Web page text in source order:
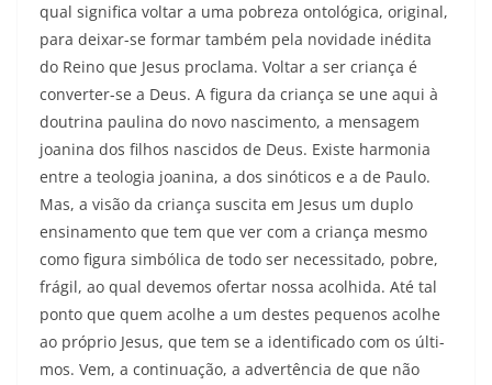
qual significa voltar a uma pobreza ontológica, original,
para deixar-se formar também pela novidade inédita
do Reino que Jesus proclama. Voltar a ser criança é
converter-se a Deus. A figura da criança se une aqui à
doutrina paulina do novo nascimento, a mensagem
joanina dos filhos nascidos de Deus. Existe harmonia
entre a teologia joanina, a dos sinóticos e a de Paulo.
Mas, a visão da criança suscita em Jesus um duplo
ensinamento que tem que ver com a criança mesmo
como figura simbólica de todo ser necessitado, pobre,
frágil, ao qual devemos ofertar nossa acolhida. Até tal
ponto que quem acolhe a um destes pequenos acolhe
ao próprio Jesus, que tem se a identificado com os últi­
mos. Vem, a continuação, a advertência de que não